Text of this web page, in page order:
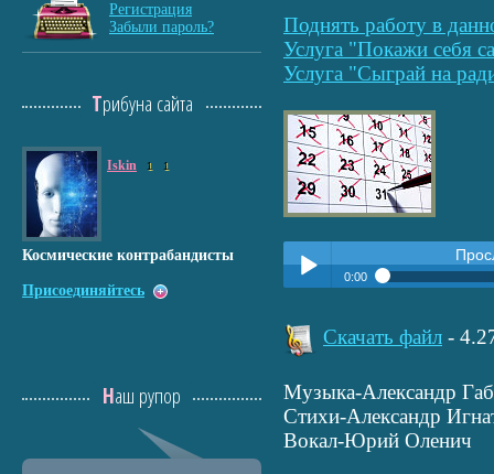
Поднять работу в
Услуга "Покажи себя
Услуга "Сыграй на
Play /
0:00
Скачать файл -
­Музыка-Александр
Стихи-Александр
Вокал-Юрий Оленич
Регистрация
Забыли пароль?
Трибуна сайта
Iskin 1 1
Космические контрабандисты
Присоединяйтесь
Наш рупор